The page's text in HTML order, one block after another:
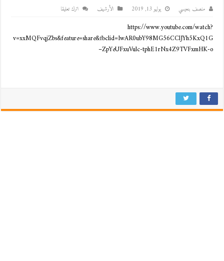
منصف بنعيسي يوليو 13, 2019 اﻷرشيف اترك تعليقا
https://www.youtube.com/watch?
v=xxMQFvqjZbs&feature=share&fbclid=IwAR0ubY98MG56CClJYh5KxQ1G
–ZpYeUFxuVulc-tphE1rNx4Z9TVFxmHK-o